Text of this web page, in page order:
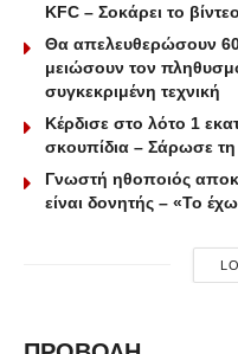
KFC – Σοκάρει το βίντεο
Θα απελευθερώσουν
μειώσουν τον
συγκεκριμένη τεχνική
Κέρδισε στο λότο 1
σκουπίδια – Σάρωσε
Γνωστή ηθοποιός
είναι δονητής – «Το